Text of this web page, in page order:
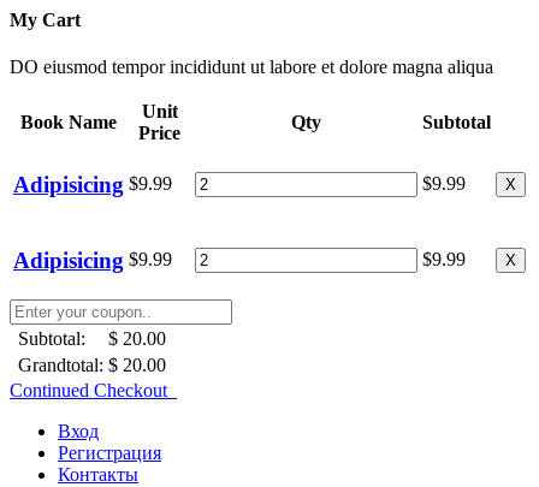
My Cart
DO eiusmod tempor incididunt ut labore et dolore magna aliqua
Book Name
Unit
Price
Qty Subtotal
Adipisicing $9.99 $9.99 X
Adipisicing $9.99 $9.99 X
Subtotal:
$ 20.00
Grandtotal: $ 20.00
Continued Checkout
Вход
Регистрация
Контакты